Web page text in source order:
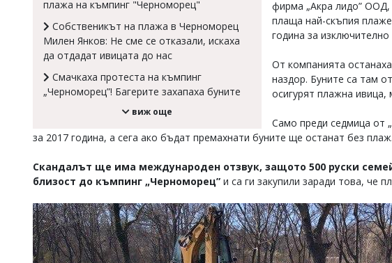
Коментарите
въвеждат
читателите
отговорност
обиден
коментар,
плажа на къмпинг "Черноморец"
Собственикът на плажа в Черноморец
Милен Янков: Не сме се отказали, искаха
да отдадат ивицата до нас
Смачкаха протеста на къмпинг
„Черноморец”! Багерите захапаха буните
виж още
фирма „Акра лидо” ООД,
плаща най-скъпия
година за
От компанията
наздор. Буните са там
осигурят плажна ивица,
Само преди седмица от
за 2017 година, а сега ако бъдат премахнати буните ще останат без плаж.
Скандалът ще има международен отзвук, защото 500 руски
близост до къмпинг „Черноморец” и са ги закупили заради това, че